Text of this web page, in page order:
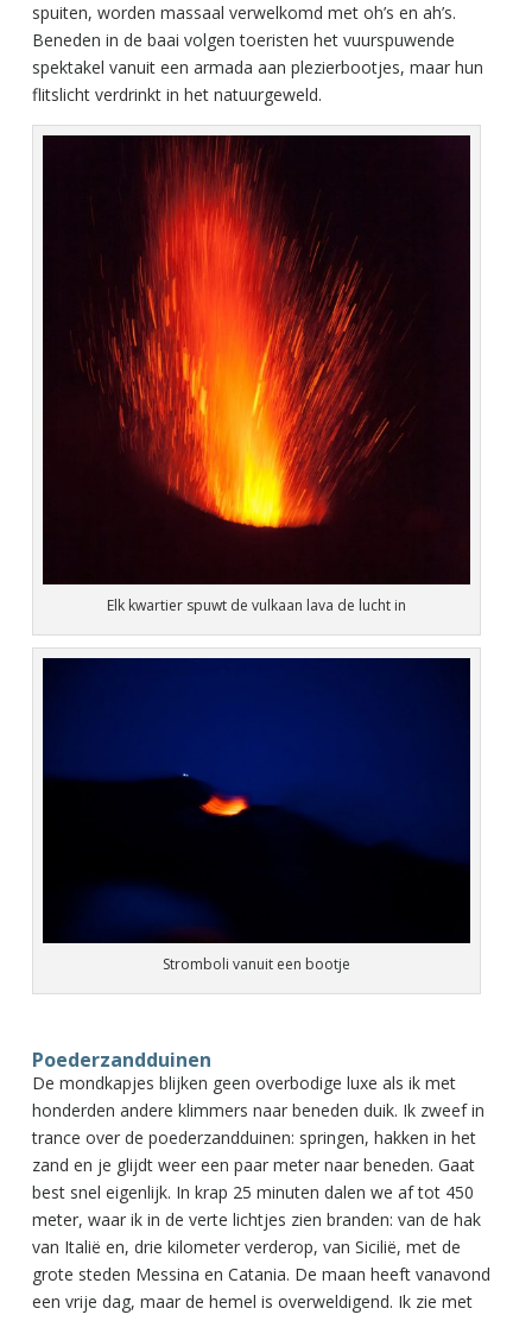
spuiten, worden massaal verwelkomd met oh’s en ah’s.
Beneden in de baai volgen toeristen het vuurspuwende
spektakel vanuit een armada aan plezierbootjes, maar hun
flitslicht verdrinkt in het natuurgeweld.
Elk kwartier spuwt de vulkaan lava de lucht in
Stromboli vanuit een bootje
Poederzandduinen
De mondkapjes blijken geen overbodige luxe als ik met
honderden andere klimmers naar beneden duik. Ik zweef in
trance over de poederzandduinen: springen, hakken in het
zand en je glijdt weer een paar meter naar beneden. Gaat
best snel eigenlijk. In krap 25 minuten dalen we af tot 450
meter, waar ik in de verte lichtjes zien branden: van de hak
van Italië en, drie kilometer verderop, van Sicilië, met de
grote steden Messina en Catania. De maan heeft vanavond
een vrije dag, maar de hemel is overweldigend. Ik zie met